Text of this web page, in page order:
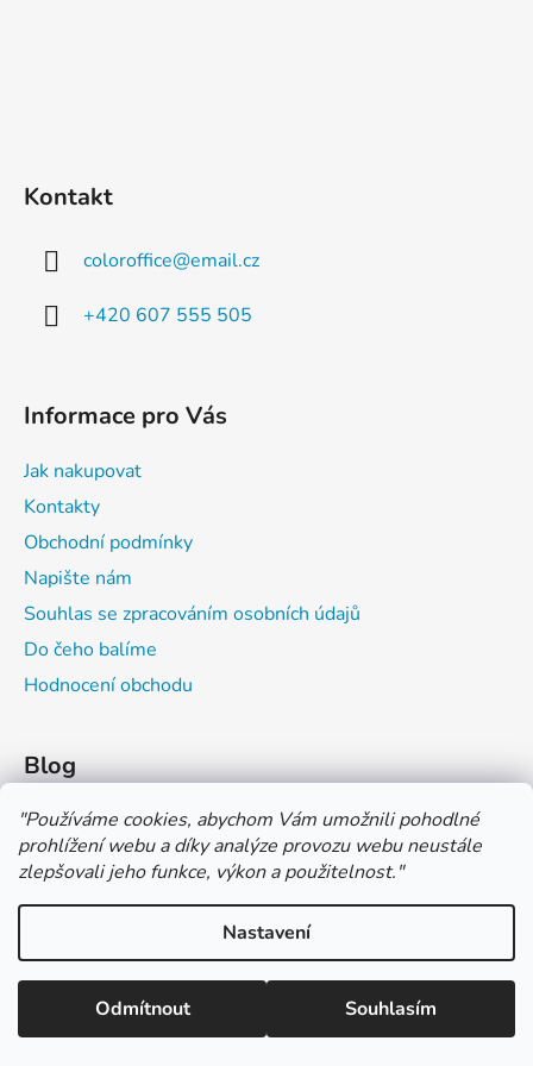
"Používáme cookies, abychom Vám umožnili pohodlné
prohlížení webu a díky analýze provozu webu neustále
zlepšovali jeho funkce, výkon a použitelnost."
Nastavení
Odmítnout Souhlasím
*** TUČNĚ ZVÝRAZNĚNÁ CENA U PRODUKTU JE CENA BEZ DPH
*** Vážení zákazníci, pokud při objednávce zvolíte platbu "PLATBA
NA FAKTURU (PLATBA PŘEDEM)" NEPLAŤTE prosím za zboží
ihned po ukončení objednávky. PLATEBNÍ ÚDAJE VÁM BUDOU
Kontakt
coloroffice@email.cz
+420 607 555 505
Informace pro Vás
Jak nakupovat
Kontakty
Obchodní podmínky
Napište nám
Souhlas se zpracováním osobních údajů
Do čeho balíme
Hodnocení obchodu
Blog
Čím můžeš psát do sešitu?
Jak na číslování sešitů
Značení tvrdosti grafitových tužek
Vytvořil Shoptet
Copyright 2026COLOR OFFICE s.r.o.. Všechna práva
vyhrazena.Upravit nastavení cookies